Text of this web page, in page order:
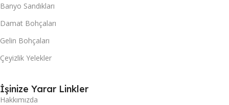
Banyo Sandıkları
Damat Bohçaları
Gelin Bohçaları
Çeyizlik Yelekler
İşinize Yarar Linkler
Hakkımızda